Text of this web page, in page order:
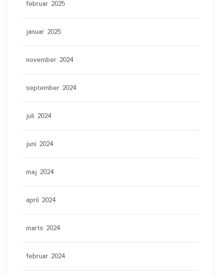
februar 2025
januar 2025
november 2024
september 2024
juli 2024
juni 2024
maj 2024
april 2024
marts 2024
februar 2024